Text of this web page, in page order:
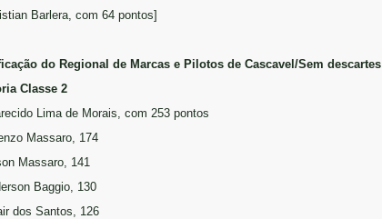
Barlera, com 64 pontos]
do Regional de Marcas e Pilotos de Cascavel/Sem descartes
Classe 2
Lima de Morais, com 253 pontos
Massaro, 174
Massaro, 141
Baggio, 130
dos Santos, 126